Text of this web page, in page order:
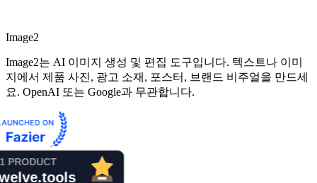
Image2
Image2는 AI 이미지 생성 및 편집 도구입니다. 텍스트나 이미
지에서 제품 사진, 광고 소재, 포스터, 브랜드 비주얼을 만드세
요. OpenAI 또는 Google과 무관합니다.